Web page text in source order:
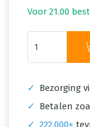
Voor 21.00
✓ Bezorging
✓
Betalen
✓ 222.000+